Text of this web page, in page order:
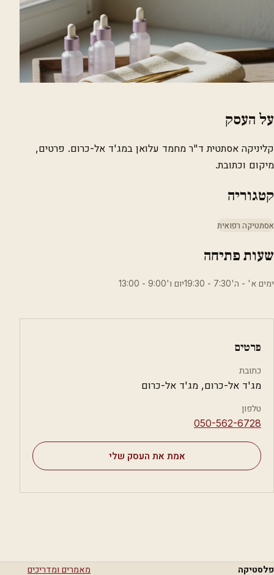
על העסק
קליניקה אסתטית ד"ר מחמד עלואן במג'ד אל-כרום. פרטים,
מיקום וכתובת.
קטגוריה
אסתטיקה רפואית
שעות פתיחה
ימים א' - ה'7:30 - 19:30יום ו'9:00 - 13:00
פרטים
כתובת
מג'ד אל-כרום, מג'ד אל-כרום
טלפון
⁦050-562-6728⁩
אמת את העסק שלי
פלסטיקה מאמרים ומדריכים